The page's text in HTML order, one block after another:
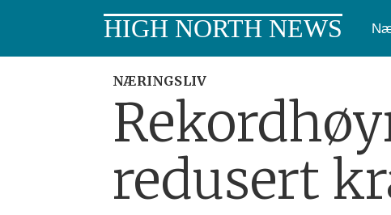
HIGH NORTH NEWS
NÆRINGSLIV
redusert